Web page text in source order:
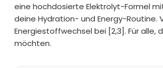
eine hochdosierte Elektrolyt-Formel
deine Hydration- und Energy-
Energiestoffwechsel bei [2,3]. Für
möchten.